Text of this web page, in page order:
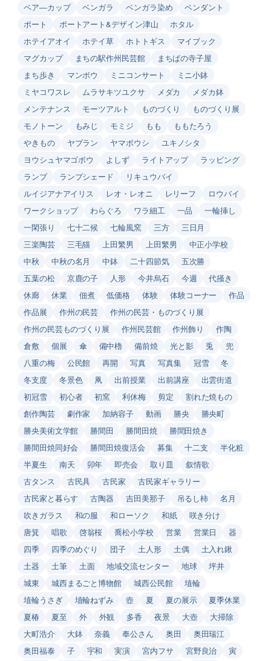
ペア―カップ
ベンガラ ベンガラ染め
ペンダント
ポート
ポートアート&デザイン津山
ホタル
ホテイアオイ
ホテイ草 ホトトギス
マイブック
マグカップ
まちの駅作州民芸館
まちばの寺子屋
まち歩き
マンボウ ミニコンサート
ミニ小鉢
ミヤコワスレ
ムラサキツユクサ メダカ
メダカ鉢
メンテナンス
モーツアルト ものづくり
ものづくり展
モノトーン
もみじ モミジ もも
ももたろう
やきもの
ヤブラン ヤマボウシ
ユキノシタ
ヨウシュヤマゴボウ
よしず ライトアップ
ラッピング
ランプ
ランプシェード
リキュウバイ
ルイジアナアイリス
レオ・レオニ レリーフ
ロウバイ
ワークショップ
わらぐろ ワラ細工 一品
一輪挿し
一閑張り
七十二候 七輪風窯 三方
三日月
三楽陶芸
三毛猫 上田繁男 上田繁男
中正小学校
中秋
中秋の名月 中鉢 二十四節気
五次勝
五葉の松
京鹿の子 人形 今井烏石 今週
代掻き
休廊
休業 佃煮 低価格 体験 体験コーナー
作品
作品展
作州の民芸
作州の民芸・ものづくり展
作州の民芸ものづくり展
作州民芸館 作州飾り
作陶
倉敷
個展 傘 備中櫓 備前焼 光と影 兎
兜
八重の梅
公民館 再開 写真 写真集 冠雪
冬
冬支度
冬景色 凧 出前授業 出前講座
出雲街道
初冠雪
初心者 初窯 利休梅 剪定
割れた焼もの
創作陶芸
劇作家 加納容子 動画 勝央
勝央町
勝央美術文学館
勝間田 勝間田焼
勝間田焼き
勝間田焼同好会
勝間田焼復活会 募集 十二支
半化粧
半夏生
南天 卯年 即売会 取り皿
叙情歌
古タンス
古民具 古民家
古民家ギャラリー
古民家と暮らす
古陶器 吉田美那子 吊るし柿
名月
吹きガラス
和の服 和ローソク 和紙
咲き分け
唐箕
唱歌 啓翁桜 喬松小学校 営業 営業日
器
四季
四季のめぐり 団子 土人形 土偶
土入れ鍬
土器
土筆 土面 地域交流センター 地球
坪井
城東
城西まるごと博物館 城西公民館
埴輪
埴輪うさぎ
埴輪ねずみ 壺 夏 夏の展示
夏季休業
夏椿
夏至 外 外観 多香 夜景 大壺
大掃除
大町浩介
大鉢 奈義 奉公さん 奥田
奥田瑞江
奥田福泰
子 宇和 実演 宮内フサ 宮野良治 寅